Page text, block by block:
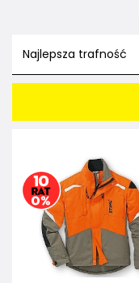
Najlepsza trafność